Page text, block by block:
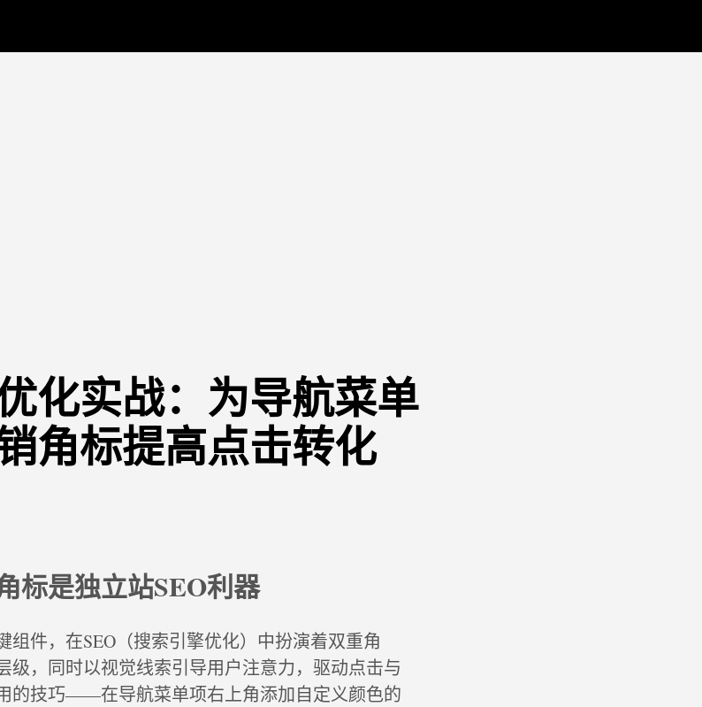
化实战：为导航菜单
角标提高点击转化
标是独立站SEO利器
组件，在SEO（搜索引擎优化）中扮演着双重角
级，同时以视觉线索引导用户注意力，驱动点击与
的技巧——在导航菜单项右上角添加自定义颜色的